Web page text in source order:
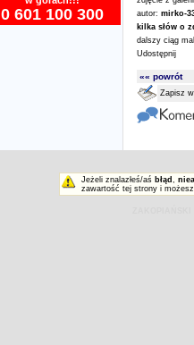
0 601 100 300
autor: mirko-
kilka słów o
dalszy ciąg
Udostępnij
«« powrót
Zapisz
Jeżeli znalazłeś/aś błąd ,
zawartość tej strony i